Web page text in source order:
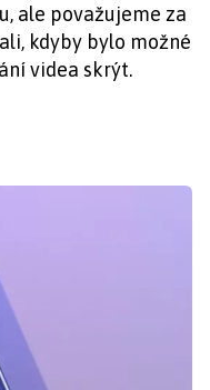
ale považujeme za
kdyby bylo možné
videa skrýt.